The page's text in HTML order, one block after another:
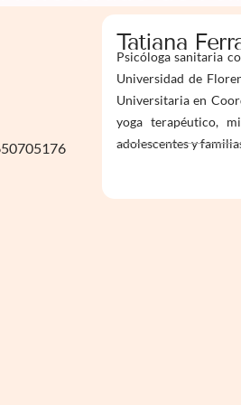
Tatiana
Psicóloga sanitaria
Universidad de
Universitaria en
yoga terapéutico,
adolescentes y